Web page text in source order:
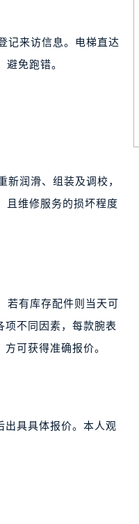
记来访信息。电梯直达
免跑错。
润滑、组装及调校，
且维修服务的损坏程度
若有库存配件则当天可
项不同因素，每款腕表
可获得准确报价。
出具具体报价。本人观